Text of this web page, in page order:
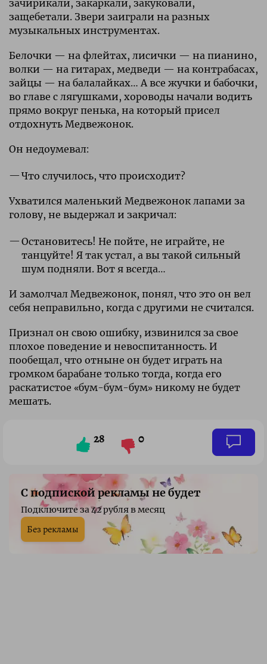
зачирикали, закаркали, закуковали,
защебетали. Звери заиграли на разных
музыкальных инструментах.
Белочки — на флейтах, лисички — на пианино,
волки — на гитарах, медведи — на контрабасах,
зайцы — на балалайках… А все жучки и бабочки,
во главе с лягушками, хороводы начали водить
прямо вокруг пенька, на который присел
отдохнуть Медвежонок.
Он недоумевал:
Что случилось, что происходит?
Ухватился маленький Медвежонок лапами за
голову, не выдержал и закричал:
Остановитесь! Не пойте, не играйте, не
танцуйте! Я так устал, а вы такой сильный
шум подняли. Вот я всегда…
И замолчал Медвежонок, понял, что это он вел
себя неправильно, когда с другими не считался.
Признал он свою ошибку, извинился за свое
плохое поведение и невоспитанность. И
пообещал, что отныне он будет играть на
громком барабане только тогда, когда его
раскатистое «бум-бум-бум» никому не будет
мешать.
28 0
С подпиской рекламы не будет
Подключите за 42 рубля в месяц
Без рекламы